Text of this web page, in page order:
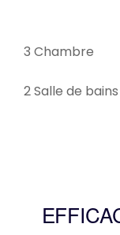
3 Chambre
2 Salle de bains